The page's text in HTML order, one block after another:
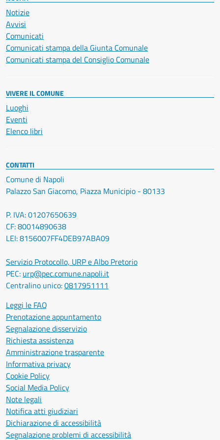
Notizie
Avvisi
Comunicati
Comunicati stampa della Giunta Comunale
Comunicati stampa del Consiglio Comunale
VIVERE IL COMUNE
Luoghi
Eventi
Elenco libri
CONTATTI
Comune di Napoli
Palazzo San Giacomo, Piazza Municipio - 80133
P. IVA: 01207650639
CF: 80014890638
LEI: 8156007FF4DEB97ABA09
Servizio Protocollo, URP e Albo Pretorio
PEC: urp@pec.comune.napoli.it
Centralino unico:0817951111
Leggi le FAQ
Prenotazione appuntamento
Segnalazione disservizio
Richiesta assistenza
Amministrazione trasparente
Informativa privacy
Cookie Policy
Social Media Policy
Note legali
Notifica atti giudiziari
Dichiarazione di accessibilità
Segnalazione problemi di accessibilità